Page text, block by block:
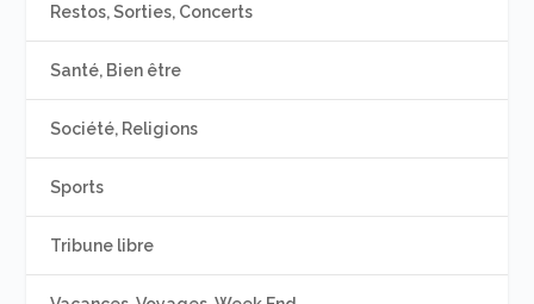
Restos, Sorties, Concerts
Santé, Bien être
Société, Religions
Sports
Tribune libre